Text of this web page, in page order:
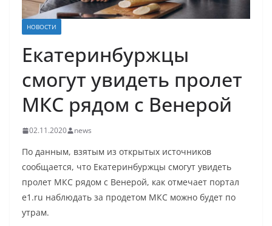
НОВОСТИ
Екатеринбуржцы
смогут увидеть пролет
МКС рядом с Венерой
02.11.2020 news
По данным, взятым из открытых источников
сообщается, что Екатеринбуржцы смогут увидеть
пролет МКС рядом с Венерой, как отмечает портал
e1.ru наблюдать за продетом МКС можно будет по
утрам.